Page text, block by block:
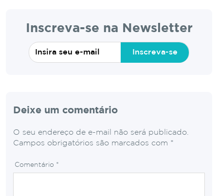
Inscreva-se na Newsletter
Inscreva-se
Deixe um comentário
O seu endereço de e-mail não será publicado.
Campos obrigatórios são marcados com *
Comentário *